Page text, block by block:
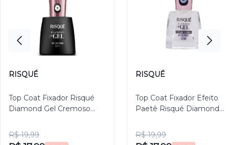
RISQUÉ
Top Coat Fixador Risqué
Diamond Gel Cremoso
R$ 19,99
RISQUÉ
Top Coat Fixador Efeito
Paetê Risqué Diamond
R$ 19,99